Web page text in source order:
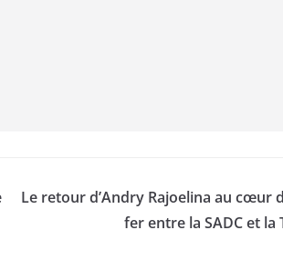
Le retour d’Andry Rajoelina au cœur
fer entre la SADC et la